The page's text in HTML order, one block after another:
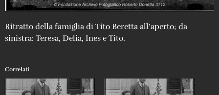
Ritratto della famiglia di Tito Beretta all’aperto; da
sinistra: Teresa, Delia, Ines e Tito.
Correlati